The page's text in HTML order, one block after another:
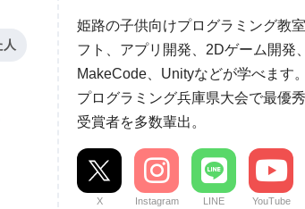
姫路の子供向けプログラミング教
フト、アプリ開発、2Dゲーム開発
MakeCode、Unityなどが学べます
プログラミング兵庫県大会で最優
受賞者を多数輩出。
X Instagram LINE YouTube